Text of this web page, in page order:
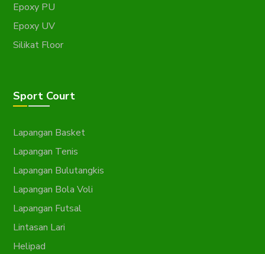
Epoxy PU
Epoxy UV
Silikat Floor
Sport Court
Lapangan Basket
Lapangan Tenis
Lapangan Bulutangkis
Lapangan Bola Voli
Lapangan Futsal
Lintasan Lari
Helipad